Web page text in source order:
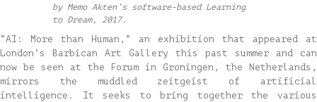
by Memo Akten’s software-based Learning
to Dream, 2017.
“AI: More than Human,” an exhibition
that appeared at
London’s Barbican Art Gallery this past summer and can
now be seen at the Forum in Groningen, the Netherlands,
mirrors the muddled zeitgeist of artificial
intelligence. It seeks to bring together the various